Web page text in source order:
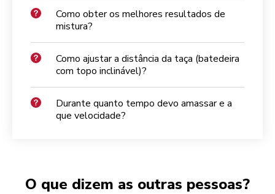
Como obter os melhores resultados de
mistura?
Como ajustar a distância da taça (batedeira
com topo inclinável)?
Durante quanto tempo devo amassar e a
que velocidade?
O que dizem as outras pessoas?